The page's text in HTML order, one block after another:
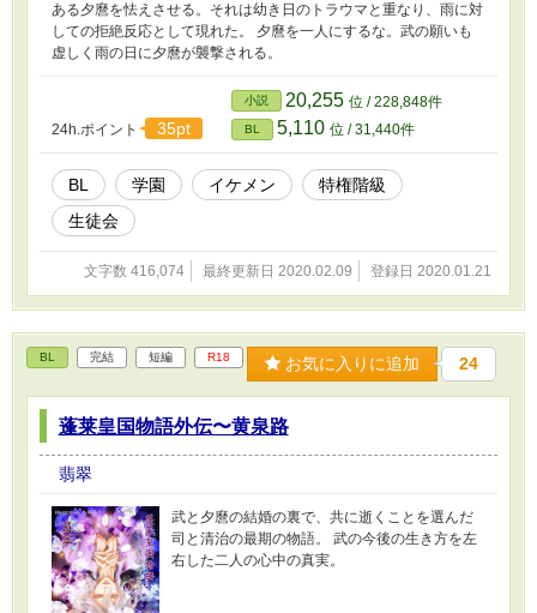
ある夕麿を怯えさせる。それは幼き日のトラウマと重なり、雨に対
しての拒絶反応として現れた。 夕麿を一人にするな。武の願いも
虚しく雨の日に夕麿が襲撃される。
24h.ポイント 35pt
小説 20,255 位 / 228,848件
BL 5,110 位 / 31,440件
BL 学園 イケメン
特権階級
生徒会
文字数 416,074 最終更新日 2020.02.09 登録日 2020.01.21
BL 完結 短編 R18 お気に入りに追加 24
蓬莱皇国物語外伝〜黄泉路
翡翠
武と夕麿の結婚の裏で、共に逝くことを選んだ
司と清治の最期の物語。 武の今後の生き方を左
右した二人の心中の真実。